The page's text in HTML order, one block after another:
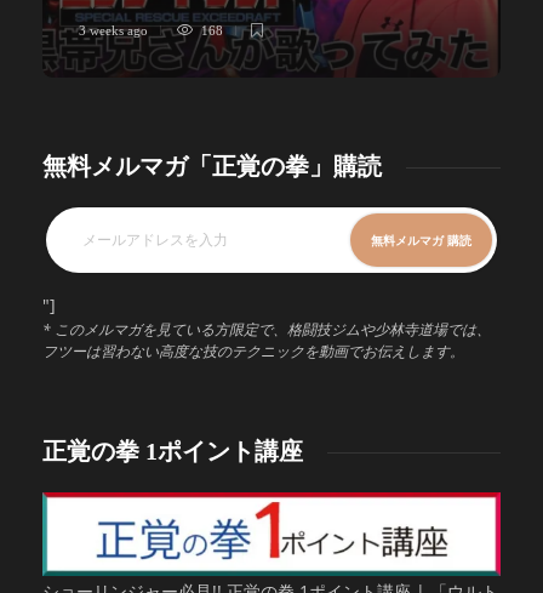
3 weeks ago 168
無料メルマガ「正覚の拳」購読
"]
* このメルマガを見ている方限定で、格闘技ジムや少林寺道場では、
フツーは習わない高度な技のテクニックを動画でお伝えします。
正覚の拳 1ポイント講座